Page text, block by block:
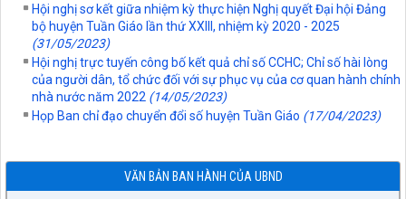
Hội nghị sơ kết giữa nhiệm kỳ thực hiện Nghị quyết Đại hội Đảng
bộ huyện Tuần Giáo lần thứ XXIII, nhiệm kỳ 2020 - 2025
(31/05/2023)
Hội nghị trực tuyến công bố kết quả chỉ số CCHC; Chỉ số hài lòng
của người dân, tổ chức đối với sự phục vụ của cơ quan hành chính
nhà nước năm 2022 (14/05/2023)
Họp Ban chỉ đạo chuyển đổi số huyện Tuần Giáo (17/04/2023)
VĂN BẢN BAN HÀNH CỦA UBND
797./TTPTQĐ-KV2
Về việc đăng tải lên trên Cổng thông tin điện tử của UBND xã
Tuần Giáo công khai dự thảo phương án bồi thường, hỗ trợ
(đợt 6)công trình: Hồ bản phủ thuộc dự án cụm Hồbản Phủ -
Nậm Là tỉnh Điện Biên
lượt xem: 39 | lượt tải:29
1872/KH-UBND
xã Tuần Giáo
lượt xem: 71 | lượt tải:24